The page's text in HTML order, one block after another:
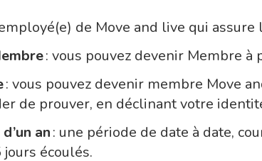
de Move and live qui
: vous pouvez devenir Membre
: vous pouvez devenir membre Move
de prouver, en déclinant votre
an: une période de date à date,
écoulés.